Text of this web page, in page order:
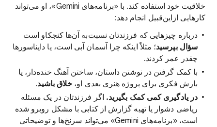
خلاقیت خود استفاده کند. با «برنامه‌های Gemini»، او می‌تواند
کارهایی ازاین‌قبیل انجام دهد:
درباره چیزهایی که فرزندتان نسبت‌به آن‌ها کنجکاو است
سؤال بپرسید؛ مثلاً اینکه چرا آسمان آبی است، یا دایناسورها
چقدر عمر کردند.
با کمک گرفتن در نوشتن داستان، ساختن آهنگ خنده‌دار، یا
بارش فکری برای پروژه هنری بعدی او، خلاق باشید.
در یادگیری کمی کمک بگیرید. اگر فرزندتان در یک مسئله
ریاضی دشوار یا تهیه گزارش از کتابی با مشکل روبرو شده
است، «برنامه‌های Gemini» می‌تواند سرنخ‌ها و توضیحاتی